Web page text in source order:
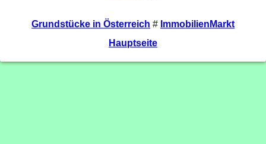
Grundstücke in Österreich # ImmobilienMarkt
Hauptseite